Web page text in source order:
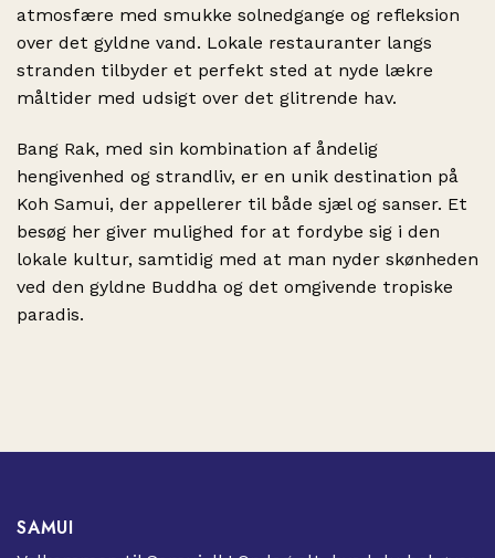
atmosfære med smukke solnedgange og refleksion
over det gyldne vand. Lokale restauranter langs
stranden tilbyder et perfekt sted at nyde lækre
måltider med udsigt over det glitrende hav.
Bang Rak, med sin kombination af åndelig
hengivenhed og strandliv, er en unik destination på
Koh Samui, der appellerer til både sjæl og sanser. Et
besøg her giver mulighed for at fordybe sig i den
lokale kultur, samtidig med at man nyder skønheden
ved den gyldne Buddha og det omgivende tropiske
paradis.
SAMUI